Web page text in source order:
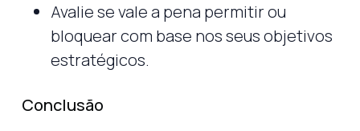
Avalie se vale a pena permitir ou
bloquear com base nos seus objetivos
estratégicos.
Conclusão